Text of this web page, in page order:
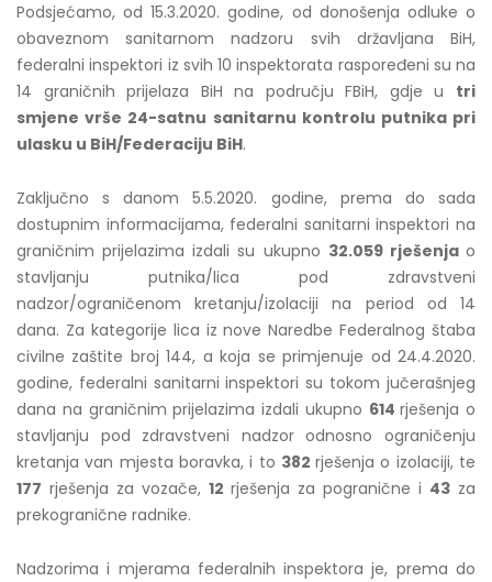
Podsjećamo, od 15.3.2020. godine, od donošenja odluke o
obaveznom sanitarnom nadzoru svih državljana BiH,
federalni inspektori iz svih 10 inspektorata raspoređeni su na
14 graničnih prijelaza BiH na području FBiH, gdje u tri
smjene vrše 24-satnu sanitarnu kontrolu putnika pri
ulasku u BiH/Federaciju BiH.
Zaključno s danom 5.5.2020. godine, prema do sada
dostupnim informacijama, federalni sanitarni inspektori na
graničnim prijelazima izdali su ukupno 32.059 rješenjao
stavljanju putnika/lica pod zdravstveni
nadzor/ograničenom kretanju/izolaciji na period od 14
dana. Za kategorije lica iz nove Naredbe Federalnog štaba
civilne zaštite broj 144, a koja se primjenuje od 24.4.2020.
godine, federalni sanitarni inspektori su tokom jučerašnjeg
dana na graničnim prijelazima izdali ukupno 614rješenja o
stavljanju pod zdravstveni nadzor odnosno ograničenju
kretanja van mjesta boravka, i to 382rješenja o izolaciji, te
177 rješenja za vozače, 12 rješenja za pogranične i 43 za
prekogranične radnike.
Nadzorima i mjerama federalnih inspektora je, prema do